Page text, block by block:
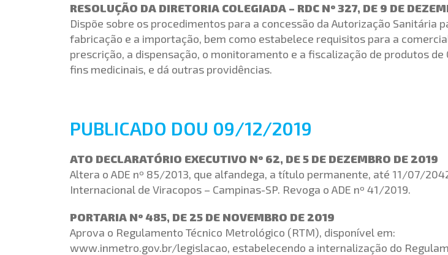
RESOLUÇÃO DA DIRETORIA COLEGIADA – RDC Nº 327, DE 9 DE
Dispõe sobre os procedimentos para a concessão da Autorização Sanitária
fabricação e a importação, bem como estabelece requisitos para a
prescrição, a dispensação, o monitoramento e a fiscalização de produtos de
fins medicinais, e dá outras providências.
PUBLICADO DOU 09/12/2019
ATO DECLARATÓRIO EXECUTIVO Nº 62, DE 5 DE DEZEMBRO DE 2019
Altera o ADE nº 85/2013, que alfandega, a título permanente, até 11/07/
Internacional de Viracopos – Campinas-SP. Revoga o ADE nº 41/2019.
PORTARIA Nº 485, DE 25 DE NOVEMBRO DE 2019
Aprova o Regulamento Técnico Metrológico (RTM), disponível em:
www.inmetro.gov.br/legislacao, estabelecendo a internalização do